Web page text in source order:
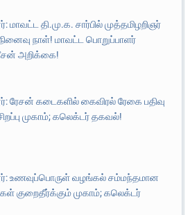
மாவட்ட தி.மு.க. சார்பில் முத்தமிழறிஞர்
நாள்! மாவட்ட பொறுப்பாளர்
அறிக்கை!
ரேசன் கடைகளில் கைவிரல் ரேகை பதிவு
முகாம்; கலெக்டர் தகவல்!
உணவுப்பொருள் வழங்கல் சம்மந்தமான
குறைதீர்க்கும் முகாம்; கலெக்டர்